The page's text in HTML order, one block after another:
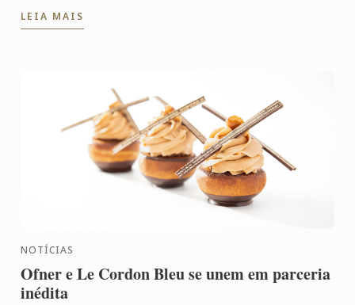
LEIA MAIS
NOTÍCIAS
Ofner e Le Cordon Bleu se unem em parceria
inédita